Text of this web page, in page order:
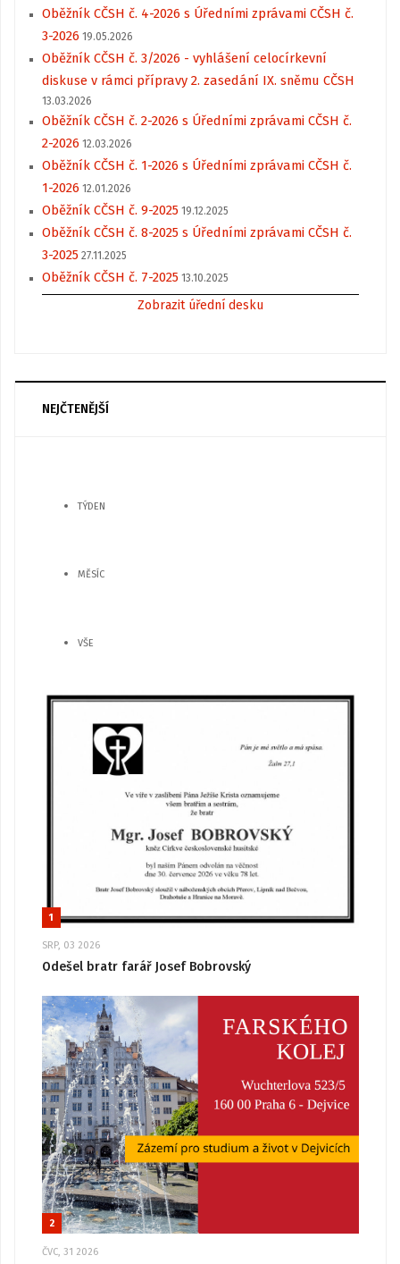
Oběžník CČSH č. 4-2026 s Úředními zprávami CČSH č.
3-2026 19.05.2026
Oběžník CČSH č. 3/2026 - vyhlášení celocírkevní
diskuse v rámci přípravy 2. zasedání IX. sněmu CČSH
13.03.2026
Oběžník CČSH č. 2-2026 s Úředními zprávami CČSH č.
2-2026 12.03.2026
Oběžník CČSH č. 1-2026 s Úředními zprávami CČSH č.
1-2026 12.01.2026
Oběžník CČSH č. 9-2025 19.12.2025
Oběžník CČSH č. 8-2025 s Úředními zprávami CČSH č.
3-2025 27.11.2025
Oběžník CČSH č. 7-2025 13.10.2025
Zobrazit úřední desku
NEJČTENĚJŠÍ
TÝDEN
MĚSÍC
VŠE
1
SRP, 03 2026
Odešel bratr farář Josef Bobrovský
2
ČVC, 31 2026